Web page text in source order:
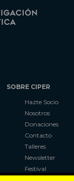
SOBRE CIPER
Hazte Socio
Nosotros
Donaciones
Contacto
Talleres
Newsletter
Festival